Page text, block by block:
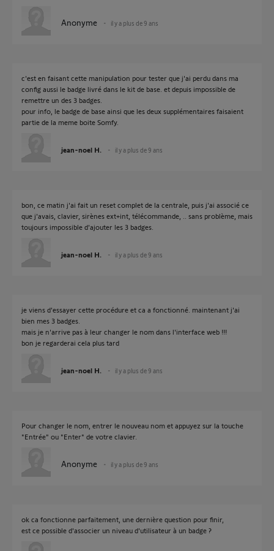
Anonyme il y a plus de 9 ans
c'est en faisant cette manipulation pour tester que j'ai perdu dans ma
config aussi le badge livré dans le kit de base. et depuis impossible de
remettre un des 3 badges.
pour info, le badge de base ainsi que les deux supplémentaires faisaient
partie de la meme boite Somfy.
jean-noel H. il y a plus de 9 ans
bon, ce matin j'ai fait un reset complet de la centrale, puis j'ai associé ce
que j'avais, clavier, sirènes ext+int, télécommande, .. sans problème, mais
toujours impossible d'ajouter les 3 badges.
jean-noel H. il y a plus de 9 ans
je viens d'essayer cette procédure et ca a fonctionné. maintenant j'ai
bien mes 3 badges.
mais je n'arrive pas à leur changer le nom dans l'interface web !!!
bon je regarderai cela plus tard
jean-noel H. il y a plus de 9 ans
Pour changer le nom, entrer le nouveau nom et appuyez sur la touche
"Entrée" ou "Enter" de votre clavier.
Anonyme il y a plus de 9 ans
ok ca fonctionne parfaitement, une dernière question pour finir,
est ce possible d'associer un niveau d'utilisateur à un badge ?